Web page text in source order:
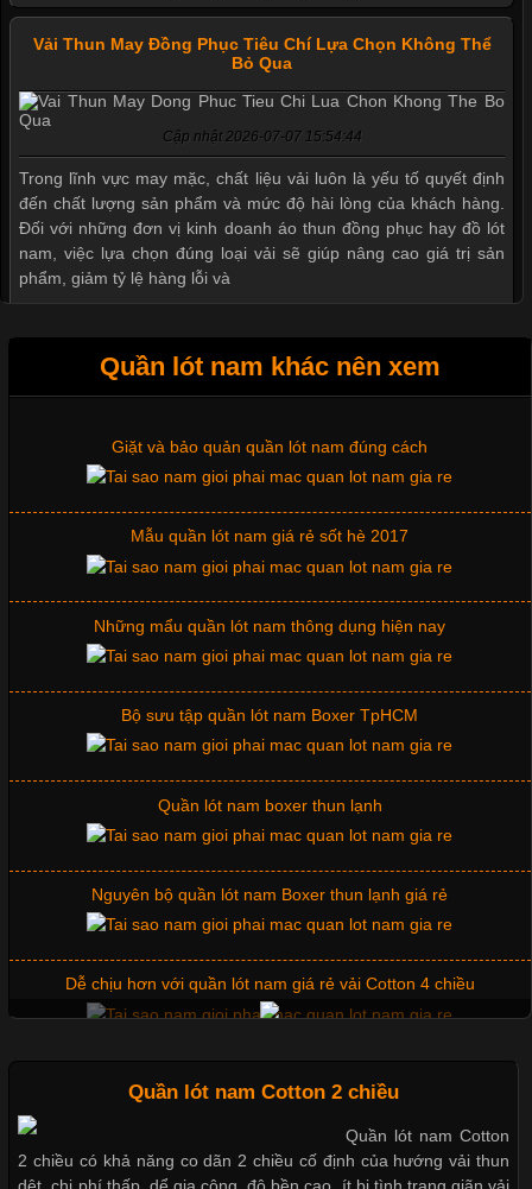
Vải Thun May Đồng Phục Tiêu Chí Lựa Chọn Không Thể
Bỏ Qua
Cập nhật 2026-07-07 15:54:44
Trong lĩnh vực may mặc, chất liệu vải luôn là yếu tố quyết định
đến chất lượng sản phẩm và mức độ hài lòng của khách hàng.
Đối với những đơn vị kinh doanh áo thun đồng phục hay đồ lót
nam, việc lựa chọn đúng loại vải sẽ giúp nâng cao giá trị sản
phẩm, giảm tỷ lệ hàng lỗi và
Áo thun là một trong những trang phục phổ biến nhất hiện nay
nhờ tính tiện dụng, dễ phối đồ và phù hợp với nhiều đối tượng.
quan trọng tạo nên phong cách riêng cho từng sản phẩm. Mỗi
loại cổ áo sẽ mang đến một vẻ đẹp khác
Những Mẫu Áo Thun Đồng Phục Công Ty Được Ưa
Chuộng Hiện Nay
Cập nhật 2026-06-01 14:23:34
Trong môi trường kinh doanh hiện đại, việc xây dựng hình ảnh
chuyên nghiệp đóng vai trò quan trọng đối với sự phát triển của
doanh nghiệp. Một trong những giải pháp hiệu quả được nhiều
đơn vị lựa chọn hiện nay là sử dụng áo thun đồng phục công ty.
Không chỉ giúp tạo sự đồng bộ, áo thun
Chất Liệu Lycra Có Gì Đặc Biệt Trong Ngành Thời Trang?
Quần lót nam khác nên xem
Mẫu quần short quần lót nam nữ hè thu 2017
Thị hiều quần lót nam bơi lội nam và nữ 2017
Xu hướng thời trang trẻ và quần lót nam giá sỉ
Giặt và bảo quản quần lót nam đúng cách
Mẫu quần lót nam giá rẻ sốt hè 2017
Những mẩu quần lót nam thông dụng hiện nay
Bộ sưu tập quần lót nam Boxer TpHCM
Quần lót nam boxer thun lạnh
Nguyên bộ quần lót nam Boxer thun lạnh giá rẻ
Dễ chịu hơn với quần lót nam giá rẻ vải Cotton 4 chiều
Thị hiều quần lót nam bơi lội nam và nữ 2017
Quần lót nam Cotton 2 chiều
Quần lót nam Cotton
2 chiều có khả năng co dãn 2 chiều cố định của hướng vải thun
dệt, chi phí thấp, dể gia công, độ bền cao, ít bị tình trạng giãn vải